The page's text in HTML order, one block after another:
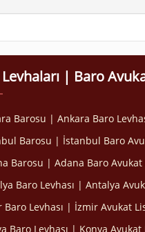
| Baro
Barosu | Ankara Baro
Barosu | İstanbul Baro
Barosu | Adana Baro Avukat
Baro Levhası | Antalya
Baro Levhası | İzmir Avukat
Baro Levhası | Konya Avukat